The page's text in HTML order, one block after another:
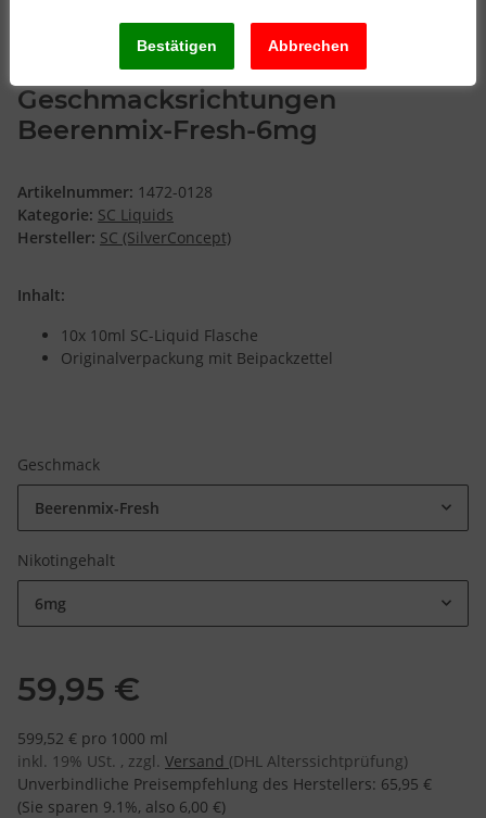
SC Liquid/Frucht 10 x 10ml
verschiedene
Geschmacksrichtungen
Beerenmix-Fresh-6mg
Artikelnummer: 1472-0128
Kategorie: SC Liquids
Hersteller: SC (SilverConcept)
Inhalt:
10x 10ml SC-Liquid Flasche
Originalverpackung mit Beipackzettel
Geschmack
Beerenmix-Fresh
Nikotingehalt
6mg
59,95 €
599,52 € pro 1000 ml
inkl. 19% USt. , zzgl. Versand (DHL Alterssichtprüfung)
Unverbindliche Preisempfehlung des Herstellers: 65,95 €
(Sie sparen 9.1%, also 6,00 €)